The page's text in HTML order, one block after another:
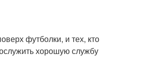
футболки, и тех, кто
хорошую службу